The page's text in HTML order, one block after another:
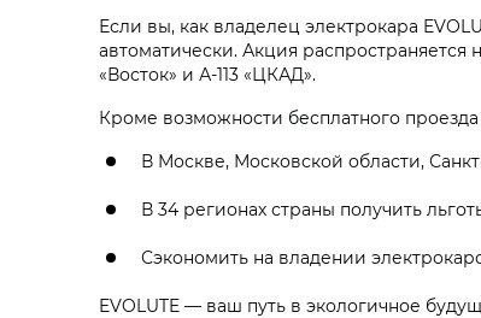
Если вы, как владелец электрокара
автоматически. Акция
«Восток» и А-113 «ЦКАД».
Кроме возможности бесплатного
В Москве, Московской области,
В 34 регионах страны получить
Сэкономить на владении
EVOLUTE — ваш путь в экологичное